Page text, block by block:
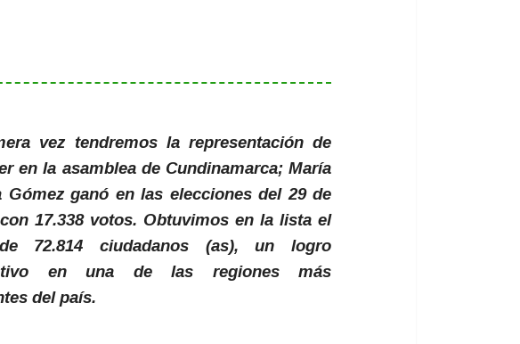
vez tendremos la representación de
en la asamblea de Cundinamarca; María
Gómez ganó en las elecciones del 29 de
17.338 votos. Obtuvimos en la lista el
72.814 ciudadanos (as), un logro
en una de las regiones más
del país.